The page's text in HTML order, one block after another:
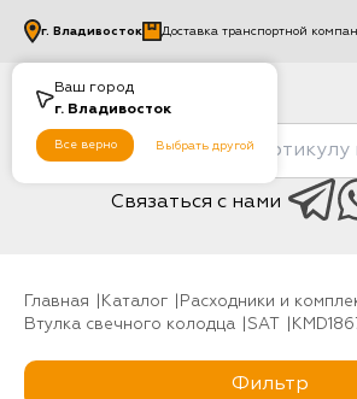
Ваш город
г. Владивосток
Все верно Выбрать другой
г. Владивосток Доставка транспортной
Связаться с нами
Главная Каталог Расходники и
Втулка свечного колодца
SAT
Фильтр